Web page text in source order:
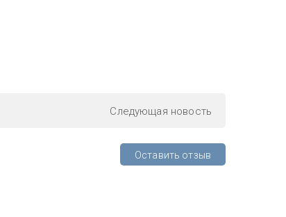
Следующая новость
Оставить отзыв